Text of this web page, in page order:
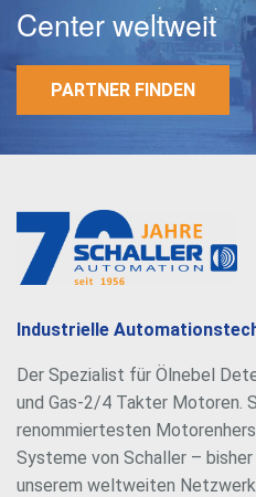
E-Mail
Passwort
Center weltweit
PARTNER FINDEN
Industrielle
Der Spezialist für Ölnebel
und Gas-2/4 Takter Motoren.
renommiertesten
Systeme von Schaller –
unserem weltweiten Netzwerk